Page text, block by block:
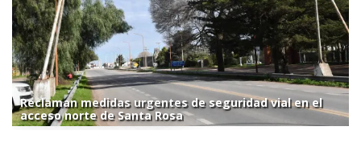
Reclaman medidas urgentes de seguridad vial en el
acceso norte de Santa Rosa